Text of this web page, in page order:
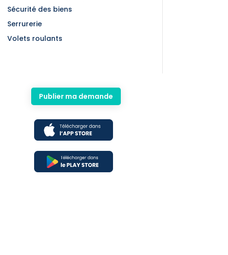
Sécurité des biens
Serrurerie
Volets roulants
Publier ma demande